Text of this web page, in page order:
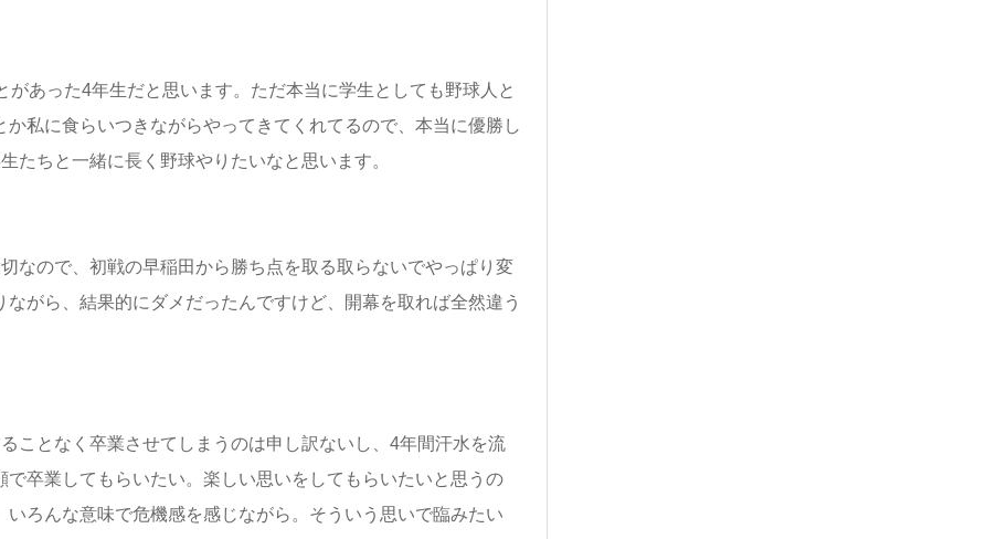
あった4年生だと思います。ただ本当に学生としても野球人と
私に食らいつきながらやってきてくれてるので、本当に優勝し
たちと一緒に長く野球やりたいなと思います。
なので、初戦の早稲田から勝ち点を取る取らないでやっぱり変
がら、結果的にダメだったんですけど、開幕を取れば全然違う
ことなく卒業させてしまうのは申し訳ないし、4年間汗水を流
卒業してもらいたい。楽しい思いをしてもらいたいと思うの
ろんな意味で危機感を感じながら。そういう思いで臨みたい